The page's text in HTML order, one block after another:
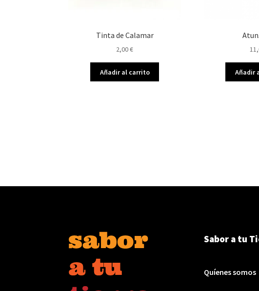
Tinta de Calamar
2,00€
Añadir al carrito Añadir
Sabor a tu
Quíenes somos